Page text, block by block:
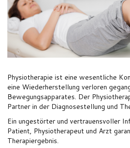
ÜBER UNS
KONTAKT
Physiotherapie ist eine wesentliche
eine Wiederherstellung verloren
Bewegungsapparates. Der
Partner in der Diagnosestellung und
Ein ungestörter und vertrauensvoller
Patient, Physiotherapeut und Arzt
Therapiergebnis.